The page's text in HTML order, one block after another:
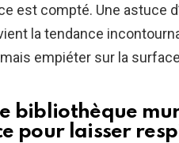
est compté. Une astuce
la tendance
empiéter sur la
bibliothèque
pour laisser